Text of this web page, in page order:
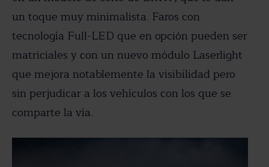
un toque muy minimalista. Faros con
tecnología Full-LED que en opción pueden ser
matriciales y con un nuevo módulo Laserlight
que mejora notablemente la visibilidad pero
sin perjudicar a los vehículos con los que se
comparte la vía.